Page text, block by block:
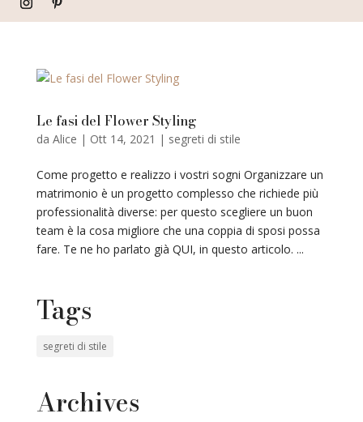
Le fasi del Flower Styling
da Alice | Ott 14, 2021 | segreti di stile
Come progetto e realizzo i vostri sogni Organizzare un
matrimonio è un progetto complesso che richiede più
professionalità diverse: per questo scegliere un buon
team è la cosa migliore che una coppia di sposi possa
fare. Te ne ho parlato già QUI, in questo articolo. ...
Tags
segreti di stile
Archives